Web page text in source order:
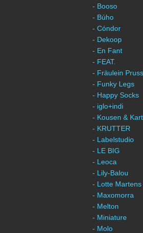
- Booso
- Búho
- Cóndor
- Dekoop
- En Fant
- FEAT.
- Fräulein
- Funky Legs
- Happy Socks
- iglo+indi
- Kousen &
- KRUTTER
- Labelstudio
- LE BIG
- Leoca
- Lily-Balou
- Lotte Martens
- Maxomorra
- Melton
- Miniature
- Molo